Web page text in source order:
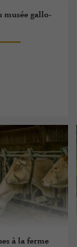
musée gallo-
à la ferme